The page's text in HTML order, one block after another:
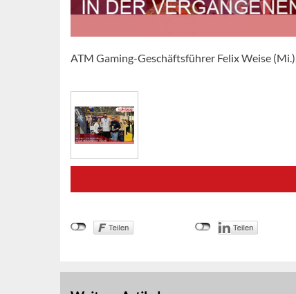
ATM Gaming-Geschäftsführer Felix Weise